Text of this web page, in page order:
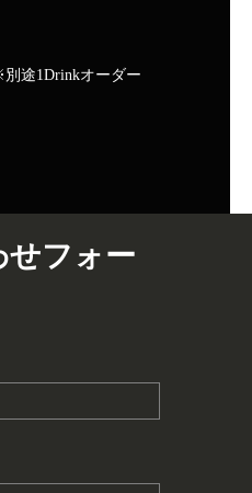
途1Drinkオーダー
せフォー